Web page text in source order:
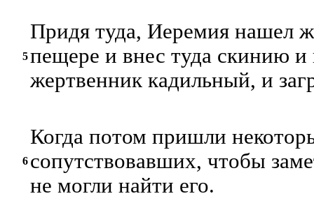
5
Придя туда, Иеремия нашел
пещере и внес туда скинию и
жертвенник кадильный, и
6
Когда потом пришли
сопутствовавших, чтобы
не могли найти его.